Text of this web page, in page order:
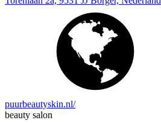
puurbeautyskin.nl/
beauty salon